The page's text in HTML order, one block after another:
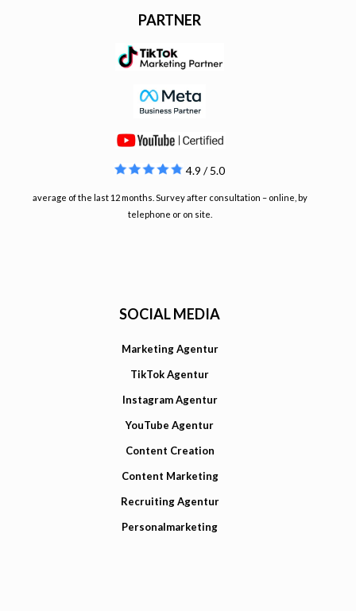
PARTNER
4.9 / 5.0
average of the last 12 months. Survey after consultation – online, by
telephone or on site.
SOCIAL MEDIA
Marketing Agentur
TikTok Agentur
Instagram Agentur
YouTube Agentur
Content Creation
Content Marketing
Recruiting Agentur
Personalmarketing